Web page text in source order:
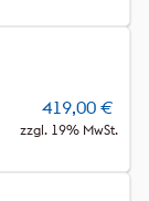
419,00 €
zzgl. 19% MwSt.